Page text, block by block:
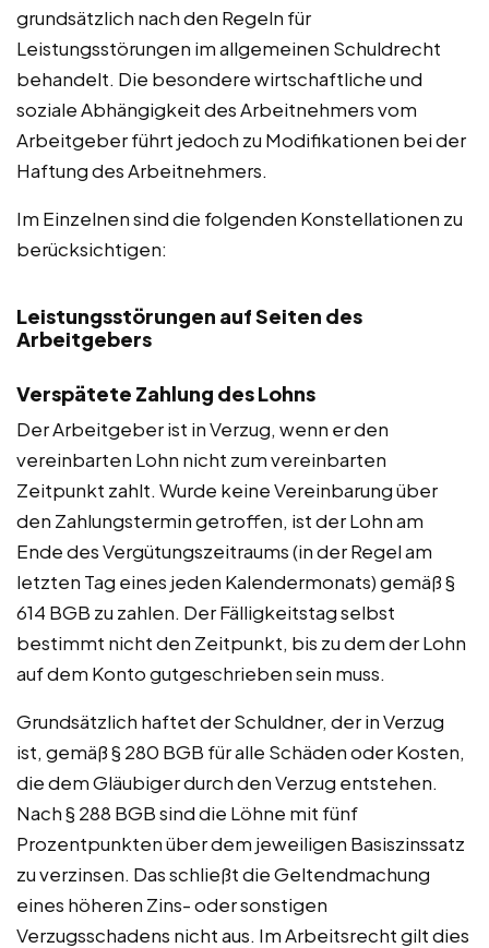
grundsätzlich nach den Regeln für
Leistungsstörungen im allgemeinen Schuldrecht
behandelt. Die besondere wirtschaftliche und
soziale Abhängigkeit des Arbeitnehmers vom
Arbeitgeber führt jedoch zu Modifikationen bei der
Haftung des Arbeitnehmers.
Im Einzelnen sind die folgenden Konstellationen zu
berücksichtigen:
Leistungsstörungen auf Seiten des
Arbeitgebers
Verspätete Zahlung des Lohns
Der Arbeitgeber ist in Verzug, wenn er den
vereinbarten Lohn nicht zum vereinbarten
Zeitpunkt zahlt. Wurde keine Vereinbarung über
den Zahlungstermin getroffen, ist der Lohn am
Ende des Vergütungszeitraums (in der Regel am
letzten Tag eines jeden Kalendermonats) gemäß §
614 BGB zu zahlen. Der Fälligkeitstag selbst
bestimmt nicht den Zeitpunkt, bis zu dem der Lohn
auf dem Konto gutgeschrieben sein muss.
Grundsätzlich haftet der Schuldner, der in Verzug
ist, gemäß § 280 BGB für alle Schäden oder Kosten,
die dem Gläubiger durch den Verzug entstehen.
Nach § 288 BGB sind die Löhne mit fünf
Prozentpunkten über dem jeweiligen Basiszinssatz
zu verzinsen. Das schließt die Geltendmachung
eines höheren Zins- oder sonstigen
Verzugsschadens nicht aus. Im Arbeitsrecht gilt dies